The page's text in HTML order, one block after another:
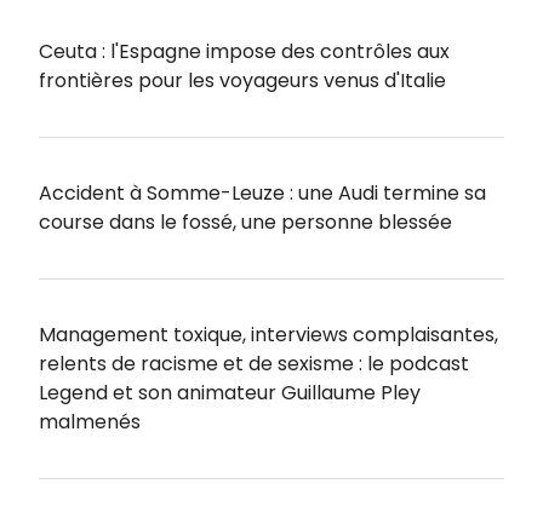
Ceuta : l'Espagne impose des contrôles aux
frontières pour les voyageurs venus d'Italie
Accident à Somme-Leuze : une Audi termine sa
course dans le fossé, une personne blessée
Management toxique, interviews complaisantes,
relents de racisme et de sexisme : le podcast
Legend et son animateur Guillaume Pley
malmenés